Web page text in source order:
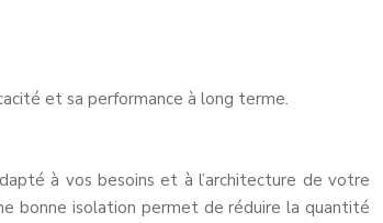
et sa performance à long terme.
à vos besoins et à l’architecture de votre
bonne isolation permet de réduire la quantité